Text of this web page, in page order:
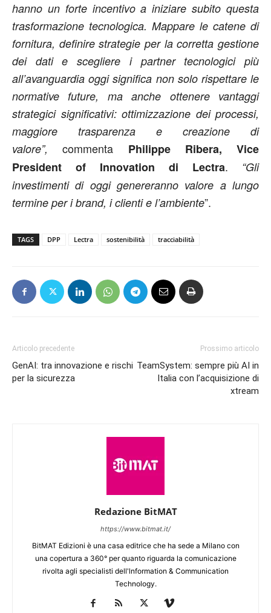
hanno un forte incentivo a iniziare subito questa
trasformazione tecnologica. Mappare le catene di
fornitura, definire strategie per la corretta gestione
dei dati e scegliere i partner tecnologici più
all’avanguardia oggi significa non solo rispettare le
normative future, ma anche ottenere vantaggi
strategici significativi: ottimizzazione dei processi,
maggiore trasparenza e creazione di
valore”,commenta Philippe Ribera, Vice
President of Innovation di Lectra. “Gli
investimenti di oggi genereranno valore a lungo
termine per i brand, i clienti e l’ambiente”.
TAGS DPP Lectra sostenibilità tracciabilità
Articolo precedente
GenAI: tra innovazione e rischi
per la sicurezza
Prossimo articolo
TeamSystem: sempre più AI in
Italia con l’acquisizione di
xtream
Redazione BitMAT
https://www.bitmat.it/
BitMAT Edizioni è una casa editrice che ha sede a Milano con
una copertura a 360° per quanto riguarda la comunicazione
rivolta agli specialisti dell'lnformation & Communication
Technology.